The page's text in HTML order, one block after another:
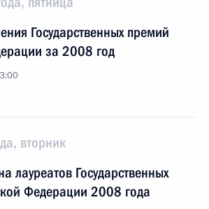
Государственных премий
за 2008 год
вторник
лауреатов Государственных
Федерации 2008 года